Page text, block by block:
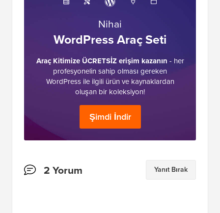
Nihai
WordPress Araç Seti
Araç Kitimize ÜCRETSİZ erişim kazanın - her
profesyonelin sahip olması gereken
WordPress ile ilgili ürün ve kaynaklardan
oluşan bir koleksiyon!
Şimdi İndir
Okuyucu
2 Yorum Yanıt Bırak